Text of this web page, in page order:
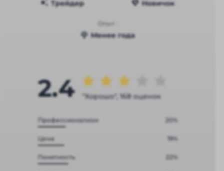
Трейдер Новичок
Опыт :
Менее года
2.4 "Хорошо", 168 оценок
Профессионализм 20%
Цена 19%
Понятность 22%